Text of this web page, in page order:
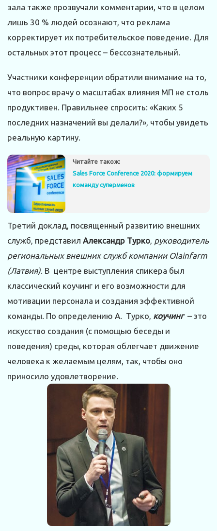
зала также прозвучали комментарии, что в целом
лишь 30 % людей осознают, что реклама
корректирует их потребительское поведение. Для
остальных этот процесс – бессознательный.
Участники конференции обратили внимание на то,
что вопрос врачу о масштабах влияния МП не столь
продуктивен. Правильнее спросить: «Каких 5
последних назначений вы делали?», чтобы увидеть
реальную картину.
Читайте також:
Sales Force Conference 2020: формируем
команду суперменов
Третий доклад, посвященный развитию внешних
служб, представил Александр Турко, руководитель
региональных внешних служб компании Olainfarm
(Латвия). В центре выступления спикера был
классический коучинг и его возможности для
мотивации персонала и создания эффективной
команды. По определению А. Турко, коучинг– это
искусство создания (с помощью беседы и
поведения) среды, которая облегчает движение
человека к желаемым целям, так, чтобы оно
приносило удовлетворение.